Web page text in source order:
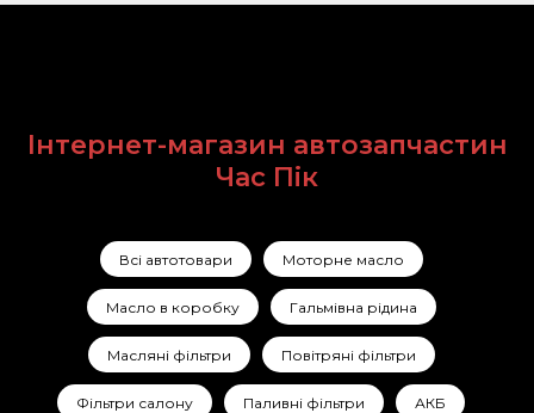
Інтернет-магазин автозапчастин
Час Пік
Всі автотовари Моторне масло
Масло в коробку Гальмівна рідина
Масляні фільтри Повітряні фільтри
Фільтри салону Паливні фільтри АКБ